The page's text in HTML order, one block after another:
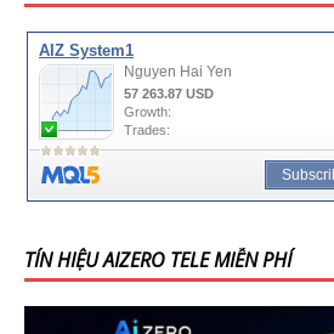
TÍN HIỆU AIZERO TELE MIỄN PHÍ